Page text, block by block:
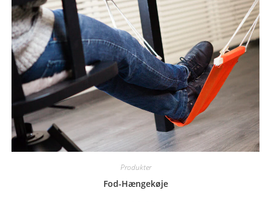
Produkter
Fod-Hængekøje